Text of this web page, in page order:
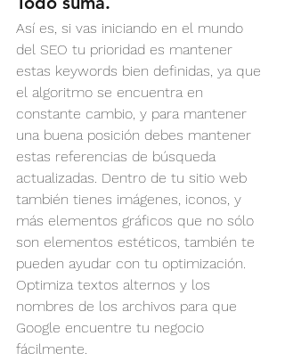
Así es, si vas iniciando en el mundo
del SEO tu prioridad es mantener
estas keywords bien definidas, ya que
el algoritmo se encuentra en
constante cambio, y para mantener
una buena posición debes mantener
estas referencias de búsqueda
actualizadas. Dentro de tu sitio web
también tienes imágenes, iconos, y
más elementos gráficos que no sólo
son elementos estéticos, también te
pueden ayudar con tu optimización.
Optimiza textos alternos y los
nombres de los archivos para que
Google encuentre tu negocio
fácilmente.